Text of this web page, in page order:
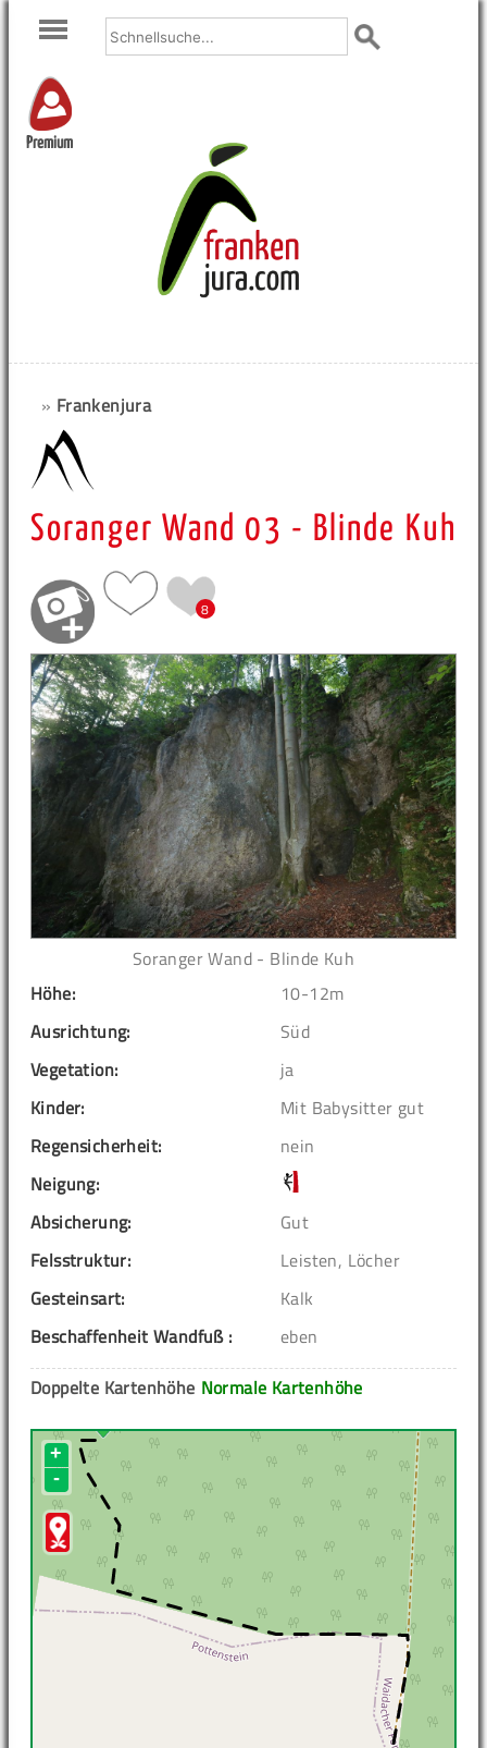
Premium
» Frankenjura
Soranger Wand 03 - Blinde Kuh
8
Soranger Wand - Blinde Kuh
Höhe:
10-12m
Ausrichtung:
Süd
Vegetation:
ja
Kinder:
Mit Babysitter gut
Regensicherheit:
nein
Neigung:
Absicherung:
Gut
Felsstruktur:
Leisten, Löcher
Gesteinsart:
Kalk
Beschaffenheit Wandfuß :
eben
Normale Kartenhöhe
Doppelte Kartenhöhe
+
-